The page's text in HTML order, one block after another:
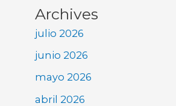
Archives
julio 2026
junio 2026
mayo 2026
abril 2026